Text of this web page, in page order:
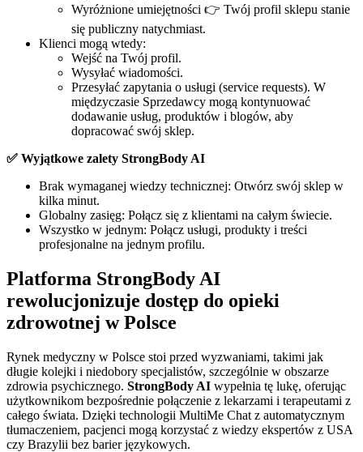
Wyróżnione umiejętności 👉 Twój profil sklepu stanie
się publiczny natychmiast.
Klienci mogą wtedy:
Wejść na Twój profil.
Wysyłać wiadomości.
Przesyłać zapytania o usługi (service requests). W
międzyczasie Sprzedawcy mogą kontynuować
dodawanie usług, produktów i blogów, aby
dopracować swój sklep.
✅ Wyjątkowe zalety StrongBody AI
Brak wymaganej wiedzy technicznej: Otwórz swój sklep w
kilka minut.
Globalny zasięg: Połącz się z klientami na całym świecie.
Wszystko w jednym: Połącz usługi, produkty i treści
profesjonalne na jednym profilu.
Platforma StrongBody AI
rewolucjonizuje dostęp do opieki
zdrowotnej w Polsce
Rynek medyczny w Polsce stoi przed wyzwaniami, takimi jak
długie kolejki i niedobory specjalistów, szczególnie w obszarze
zdrowia psychicznego. StrongBody AI wypełnia tę lukę, oferując
użytkownikom bezpośrednie połączenie z lekarzami i terapeutami z
całego świata. Dzięki technologii MultiMe Chat z automatycznym
tłumaczeniem, pacjenci mogą korzystać z wiedzy ekspertów z USA
czy Brazylii bez barier językowych.